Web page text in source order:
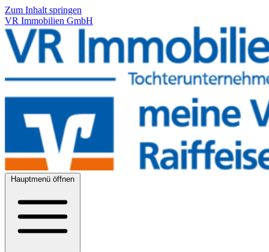
Zum Inhalt springen
VR Immobilien GmbH
Hauptmenü öffnen